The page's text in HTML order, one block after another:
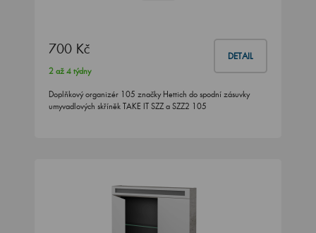
700 Kč DETAIL
2 až 4 týdny
Doplňkový organizér 105 značky Hettich do spodní zásuvky
umyvadlových skříněk TAKE IT SZZ a SZZ2 105